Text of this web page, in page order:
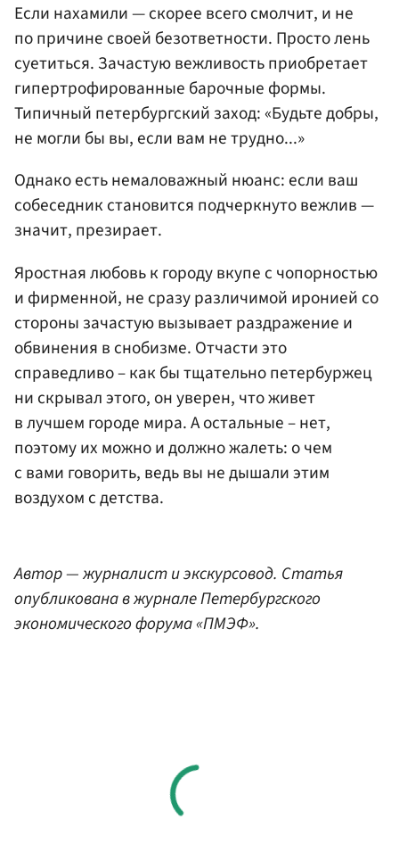
Если нахамили — скорее всего смолчит, и не
по причине своей безответности. Просто лень
суетиться. Зачастую вежливость приобретает
гипертрофированные барочные формы.
Типичный петербургский заход: «Будьте добры,
не могли бы вы, если вам не трудно...»
Однако есть немаловажный нюанс: если ваш
собеседник становится подчеркнуто вежлив —
значит, презирает.
Яростная любовь к городу вкупе с чопорностью
и фирменной, не сразу различимой иронией со
стороны зачастую вызывает раздражение и
обвинения в снобизме. Отчасти это
справедливо – как бы тщательно петербуржец
ни скрывал этого, он уверен, что живет
в лучшем городе мира. А остальные – нет,
поэтому их можно и должно жалеть: о чем
с вами говорить, ведь вы не дышали этим
воздухом с детства.
Автор — журналист и экскурсовод. Статья
опубликована в журнале Петербургского
экономического форума «ПМЭФ».